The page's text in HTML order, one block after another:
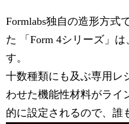
Formlabs独自の造形方式
た 「Form 4シリーズ」
す。
十数種類にも及ぶ専用レ
わせた機能性材料がライ
的に設定されるので、誰